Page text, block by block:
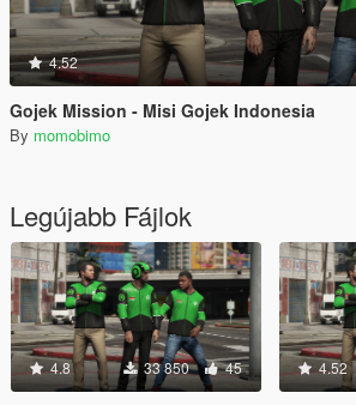
4.52
Gojek Mission - Misi Gojek Indonesia
By momobimo
Legújabb Fájlok
4.8 33 850 45 4.52